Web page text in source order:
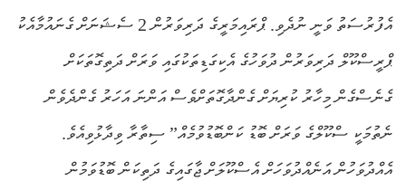
އެފުރުސަތު ވަނީ ނުދެވި. ޕްރައިމަރީގެ ދަރިވަރުން 2 ސެޝަނަށް ގެނައުމާއެކު
ޕްރީސްކޫލް ދަރިވަރުން ދުވަހުގެ އެކިގަޑިތަކުގައި ވަރަށް ދަތިގޮތަކަށް
ގެނެސްގެން މިހާރު ކުރިޔަށް ގެންދާގޮތަށްވެސް އަންނަ އަހަރު ގެންދެވެން
ނެތުމަކީ ސްކޫލްގެ ވަރަށް ބޮޑު ކަންބޮޑުވުމެއް” ސިތާރާ ވިދާޅުވިއެވެ.
އެއްދުވަހުން އަނެއްދުވަހަށް އެސްކޫލަށް ޖާގައިގެ ދަތިކަން ބޮޑުވަމުން